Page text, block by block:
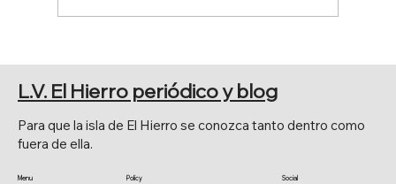
"CRÓNICAS PRETÉRITAS" DE
DONACIO CEJAS
Social
Policy
Menu
Para que la isla de El Hierro se conozca tanto dentro como
fuera de ella.
L.V. El Hierro periódico y blog